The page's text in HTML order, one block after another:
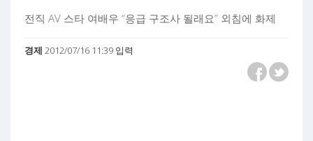
전직 AV 스타 여배우 “응급 구조사 될래요” 외침에 화제
경제 2012/07/16 11:39 입력